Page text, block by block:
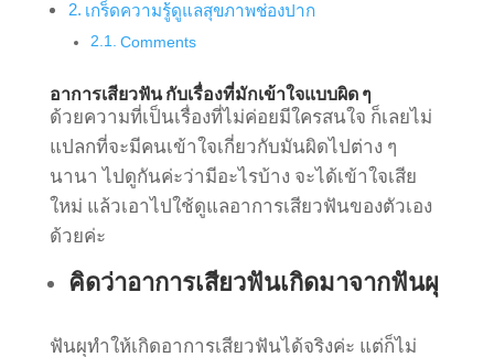
เกร็ดความรู้ดูแลสุขภาพช่องปาก
Comments
อาการเสียวฟัน กับเรื่องที่มักเข้าใจแบบผิด ๆ
ด้วยความที่เป็นเรื่องที่ไม่ค่อยมีใครสนใจ ก็เลยไม่
แปลกที่จะมีคนเข้าใจเกี่ยวกับมันผิดไปต่าง ๆ
นานา ไปดูกันค่ะว่ามีอะไรบ้าง จะได้เข้าใจเสีย
ใหม่ แล้วเอาไปใช้ดูแลอาการเสียวฟันของตัวเอง
ด้วยค่ะ
คิดว่าอาการเสียวฟันเกิดมาจากฟันผุ
ฟันผุทำให้เกิดอาการเสียวฟันได้จริงค่ะ แต่ก็ไม่